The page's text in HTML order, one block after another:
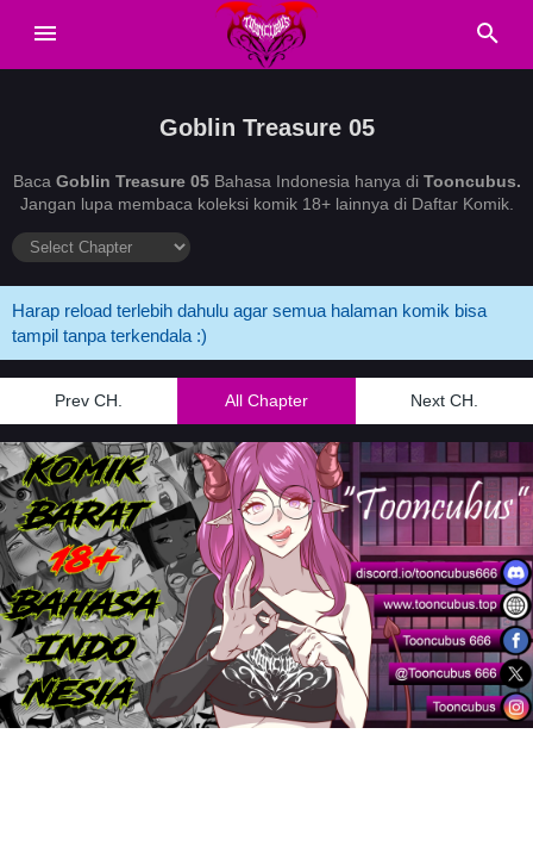
Goblin Treasure 05
Baca Goblin Treasure 05Bahasa Indonesia hanya di Tooncubus.
Jangan lupa membaca koleksi komik 18+ lainnya di Daftar Komik.
Harap reload terlebih dahulu agar semua halaman komik bisa
tampil tanpa terkendala :)
Prev CH. All Chapter Next CH.